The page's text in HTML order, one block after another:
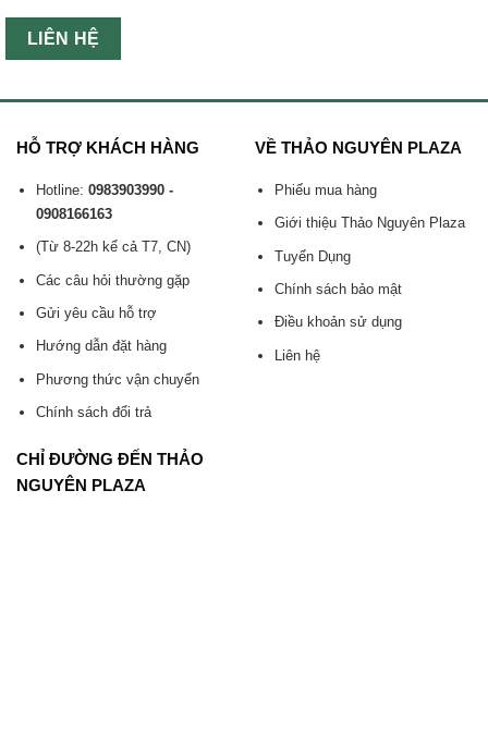
LIÊN HỆ
HỖ TRỢ KHÁCH HÀNG
Hotline: 0983903990 -
0908166163
(Từ 8-22h kể cả T7, CN)
Các câu hỏi thường gặp
Gửi yêu cầu hỗ trợ
Hướng dẫn đặt hàng
Phương thức vận chuyển
Chính sách đổi trả
VỀ THẢO NGUYÊN PLAZA
Phiếu mua hàng
Giới thiệu Thảo Nguyên Plaza
Tuyển Dụng
Chính sách bảo mật
Điều khoản sử dụng
Liên hệ
CHỈ ĐƯỜNG ĐẾN THẢO
NGUYÊN PLAZA